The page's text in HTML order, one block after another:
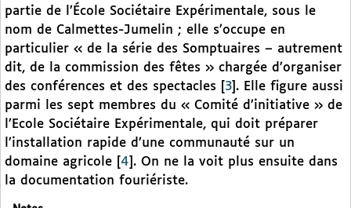
partie de l’École Sociétaire Expérimentale, sous le
nom de Calmettes-Jumelin ; elle s’occupe en
particulier « de la série des Somptuaires – autrement
dit, de la commission des fêtes » chargée d’organiser
des conférences et des spectacles
3 . Elle figure aussi
parmi les sept membres du « Comité d’initiative » de
l’Ecole Sociétaire Expérimentale, qui doit préparer
l’installation rapide d’une communauté sur un
domaine agricole
4 . On ne la voit plus ensuite dans
la documentation fouriériste.